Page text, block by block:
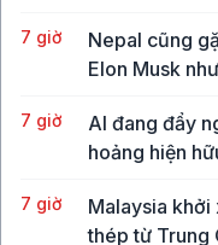
7 giờ
Nepal cũng
Elon Musk
7 giờ
AI đang đẩy
hoảng hiện
7 giờ
Malaysia khởi
thép từ Trung